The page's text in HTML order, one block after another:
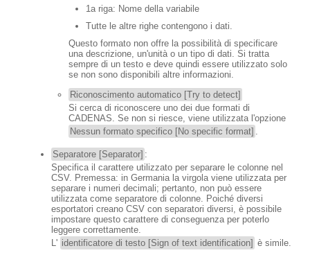
1a riga: Nome della variabile
Tutte le altre righe contengono i dati.
Questo formato non offre la possibilità di specificare
una descrizione, un'unità o un tipo di dati. Si tratta
sempre di un testo e deve quindi essere utilizzato solo
se non sono disponibili altre informazioni.
Riconoscimento automatico [Try to detect]
Si cerca di riconoscere uno dei due formati di
CADENAS. Se non si riesce, viene utilizzata l'opzione
Nessun formato specifico [No specific format]
Separatore [Separator] :
Specifica il carattere utilizzato per separare le colonne nel
CSV. Premessa: in Germania la virgola viene utilizzata per
separare i numeri decimali; pertanto, non può essere
utilizzata come separatore di colonne. Poiché diversi
esportatori creano CSV con separatori diversi, è possibile
impostare questo carattere di conseguenza per poterlo
leggere correttamente.
L' identificatore di testo [Sign of text identification] è simile.